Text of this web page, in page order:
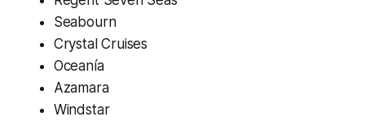
Seabourn
Crystal Cruises
Oceanía
Azamara
Windstar